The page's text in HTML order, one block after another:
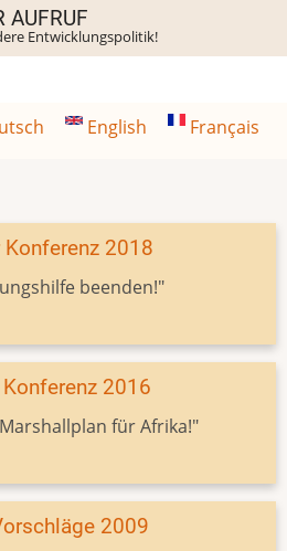
AUFRUF
Entwicklungspolitik!
English Français
Konferenz 2018
beenden!"
2016
für Afrika!"
2009